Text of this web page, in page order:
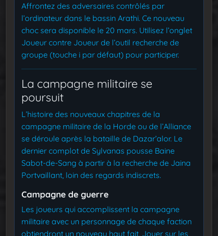
Affrontez des adversaires contrôlés par
l’ordinateur dans le bassin Arathi. Ce nouveau
choc sera disponible le 20 mars. Utilisez l’onglet
Joueur contre Joueur de l’outil recherche de
groupe (touche i par défaut) pour participer.
La campagne militaire se
poursuit
L’histoire des nouveaux chapitres de la
campagne militaire de la Horde ou de l’Alliance
se déroule après la bataille de Dazar’alor. Le
dernier complot de Sylvanas pousse Baine
Sabot-de-Sang à partir à la recherche de Jaina
Portvaillant, loin des regards indiscrets.
Campagne de guerre
Les joueurs qui accomplissent la campagne
militaire avec un personnage de chaque faction
obtiendront un nouveau haut fait, Jouer sur les